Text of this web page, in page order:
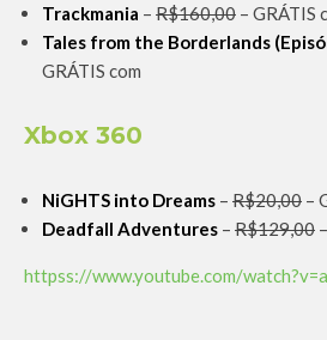
Trackmania – R$160,00 – GRÁTIS
Tales from the Borderlands
GRÁTIS com
Xbox 360
NiGHTS into Dreams – R$20,00 –
Deadfall Adventures – R$129,00
httpss://www.youtube.com/